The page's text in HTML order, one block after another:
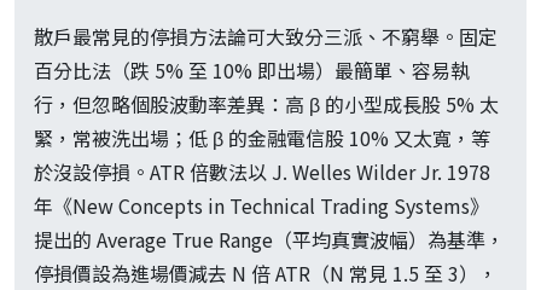
散戶最常見的停損方法論可大致分三派、不窮舉。固定
百分比法（跌 5% 至 10% 即出場）最簡單、容易執
行，但忽略個股波動率差異：高 β 的小型成長股 5% 太
緊，常被洗出場；低 β 的金融電信股 10% 又太寬，等
於沒設停損。ATR 倍數法以 J. Welles Wilder Jr. 1978
年《New Concepts in Technical Trading Systems》
提出的 Average True Range（平均真實波幅）為基準，
停損價設為進場價減去 N 倍 ATR（N 常見 1.5 至 3），